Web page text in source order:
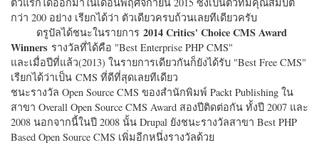
กว่า 200 อย่าง เรียกได้ว่า ตัวเดียวครบถ้วนเลยทีเดียวครับ
ดรูปัลได้ชนะในรายการ 2014 Critics' Choice CMS Award
Winners รางวัลที่ได้คือ "Best Enterprise PHP CMS"
และเมื่อปีที่แล้ว(2013) ในรายการเดียวกันก็ยังได้รับ "Best Free CMS"
เรียกได้ว่าเป็น CMS ที่ดีที่สุดเลยทีเดียว
ชนะรางวัล Open Source CMS ของสำนักพิมพ์ Packt Publishing ใน
สาขา Overall Open Source CMS Award สองปีติดต่อกัน ทั้งปี 2007 และ
2008 นอกจากนี้ในปี 2008 นั้น Drupal ยังชนะรางวัลสาขา Best PHP
Based Open Source CMS เพิ่มอีกหนึ่งรางวัลด้วย